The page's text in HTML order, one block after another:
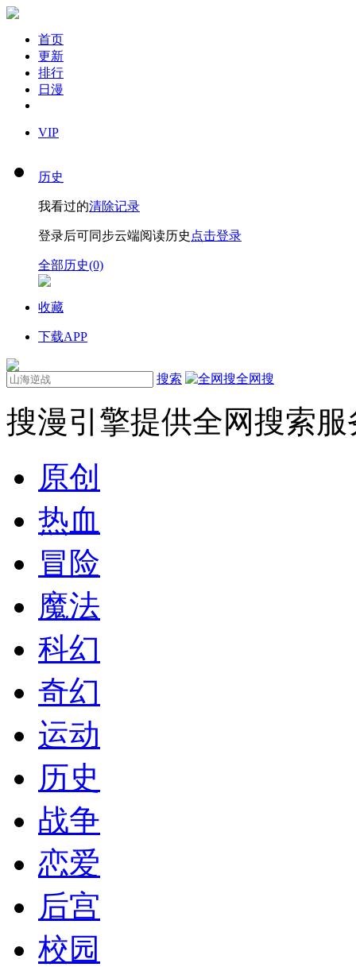
首页
更新
排行
日漫
VIP
历史
我看过的清除记录
登录后可同步云端阅读历史 点击登录
全部历史(0)
收藏
下载APP
搜索 全网搜
搜漫引擎提供全网搜索服
原创
热血
冒险
魔法
科幻
奇幻
运动
历史
战争
恋爱
后宫
校园